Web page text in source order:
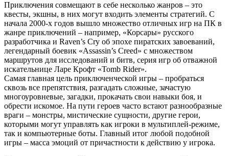
Приключения совмещают в себе несколько жанров – это
квесты, экшны, в них могут входить элементы стратегий. С
начала 2000-х годов вышло множество отличных игр на ПК в
жанре приключений – например, «Корсары» русского
разработчика и Raven’s Cry об эпохе пиратских завоеваний,
легендарный боевик «Assassin’s Creed» с множеством
маршрутов для исследований и битв, серия игр об отважной
искательнице Ларе Крофт «Tomb Rider».
Самая главная цель приключенческой игры – пробраться
сквозь все препятствия, разгадать сложные, зачастую
многоуровневые, загадки, прокачать свои навыки боя, и
обрести искомое. На пути героев часто встают разнообразные
враги – монстры, мистические сущности, другие герои,
которыми могут управлять как игроки в мультиплей-режиме,
так и компьютерные боты. Главный итог любой подобной
игры – масса эмоций от причастности к действию у игрока.